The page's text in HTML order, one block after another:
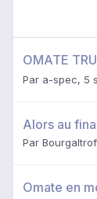
OMATE
Par a-spec, 5
Alors au
Par
Omate en